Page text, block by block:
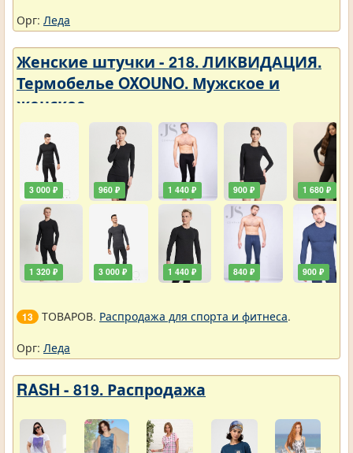
Орг: Леда
Женские штучки - 218. ЛИКВИДАЦИЯ.
Термобелье OXOUNO. Мужское и
женское
3 000 ₽
1 320 ₽
960 ₽
3 000 ₽
1 440 ₽
1 440 ₽
900 ₽
840 ₽
1 680 ₽
900 ₽
13 ТОВАРОВ. Распродажа для спорта и фитнеса.
Орг: Леда
RASH - 819. Распродажа